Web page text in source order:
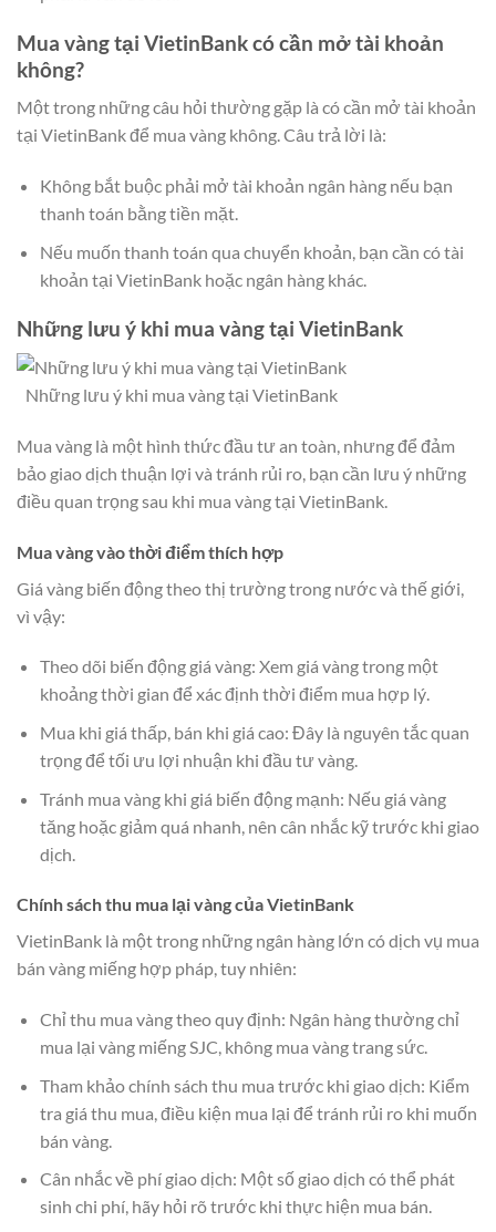
Mua vàng tại VietinBank có cần mở tài khoản
không?
Một trong những câu hỏi thường gặp là có cần mở tài khoản
tại VietinBank để mua vàng không. Câu trả lời là:
Không bắt buộc phải mở tài khoản ngân hàng nếu bạn
thanh toán bằng tiền mặt.
Nếu muốn thanh toán qua chuyển khoản, bạn cần có tài
khoản tại VietinBank hoặc ngân hàng khác.
Những lưu ý khi mua vàng tại VietinBank
Những lưu ý khi mua vàng tại VietinBank
Mua vàng là một hình thức đầu tư an toàn, nhưng để đảm
bảo giao dịch thuận lợi và tránh rủi ro, bạn cần lưu ý những
điều quan trọng sau khi mua vàng tại VietinBank.
Mua vàng vào thời điểm thích hợp
Giá vàng biến động theo thị trường trong nước và thế giới,
vì vậy:
Theo dõi biến động giá vàng: Xem giá vàng trong một
khoảng thời gian để xác định thời điểm mua hợp lý.
Mua khi giá thấp, bán khi giá cao: Đây là nguyên tắc quan
trọng để tối ưu lợi nhuận khi đầu tư vàng.
Tránh mua vàng khi giá biến động mạnh: Nếu giá vàng
tăng hoặc giảm quá nhanh, nên cân nhắc kỹ trước khi giao
dịch.
Chính sách thu mua lại vàng của VietinBank
VietinBank là một trong những ngân hàng lớn có dịch vụ mua
bán vàng miếng hợp pháp, tuy nhiên:
Chỉ thu mua vàng theo quy định: Ngân hàng thường chỉ
mua lại vàng miếng SJC, không mua vàng trang sức.
Tham khảo chính sách thu mua trước khi giao dịch: Kiểm
tra giá thu mua, điều kiện mua lại để tránh rủi ro khi muốn
bán vàng.
Cân nhắc về phí giao dịch: Một số giao dịch có thể phát
sinh chi phí, hãy hỏi rõ trước khi thực hiện mua bán.